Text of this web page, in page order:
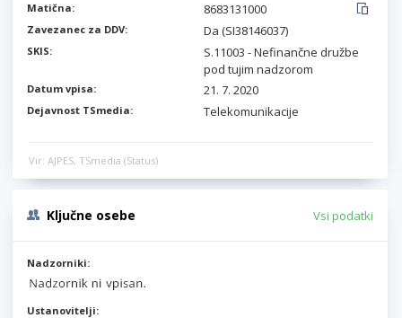
Matična: 8683131000
Zavezanec za DDV: Da (SI38146037)
SKIS:
S.11003 - Nefinančne družbe
pod tujim nadzorom
Datum vpisa: 21. 7. 2020
Dejavnost TSmedia: Telekomunikacije
Vir: AJPES, TSmedia (Status)
Ključne osebe Vsi podatki
Nadzorniki:
Ustanovitelji: